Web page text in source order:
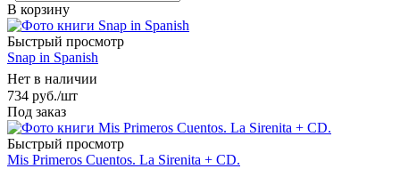
В корзину
Быстрый просмотр
Snap in Spanish
Нет в наличии
734 руб./шт
Под заказ
Быстрый просмотр
Mis Primeros Cuentos. La Sirenita + CD.